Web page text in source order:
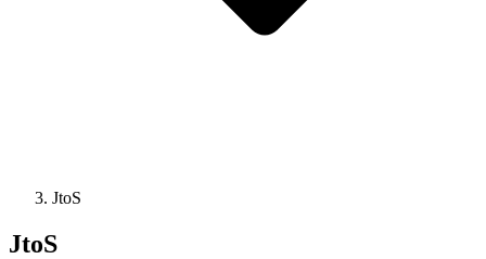
JtoS
JtoS